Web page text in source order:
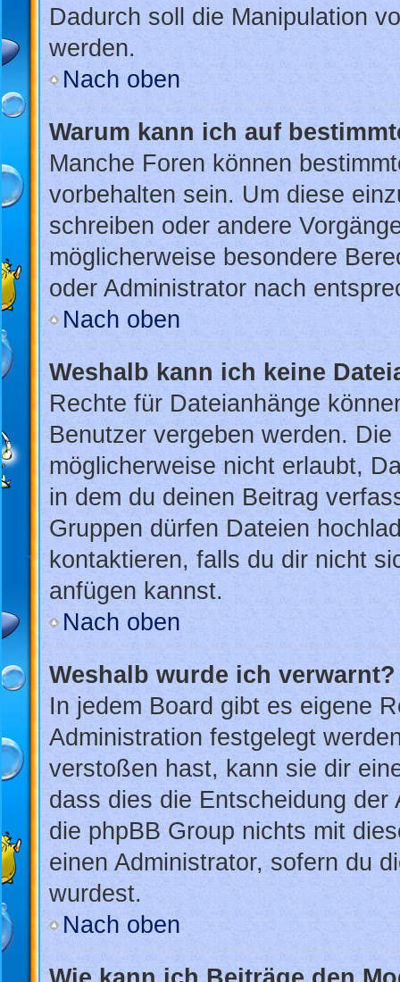
Dadurch soll die Manipulation
werden.
Nach oben
Warum kann ich auf
Manche Foren können
vorbehalten sein. Um diese
schreiben oder andere
möglicherweise besondere
oder Administrator nach
Nach oben
Weshalb kann ich keine
Rechte für Dateianhänge
Benutzer vergeben werden.
möglicherweise nicht erlaubt,
in dem du deinen Beitrag
Gruppen dürfen Dateien
kontaktieren, falls du dir nicht
anfügen kannst.
Nach oben
Weshalb wurde ich verwarnt?
In jedem Board gibt es eigene
Administration festgelegt
verstoßen hast, kann sie dir
dass dies die Entscheidung
die phpBB Group nichts mit
einen Administrator, sofern du
wurdest.
Nach oben